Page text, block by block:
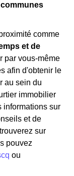
comme
et de
par vous-même
afin d'obtenir le
au sein du
immobilier
informations sur
et de
sur
pouvez
ou